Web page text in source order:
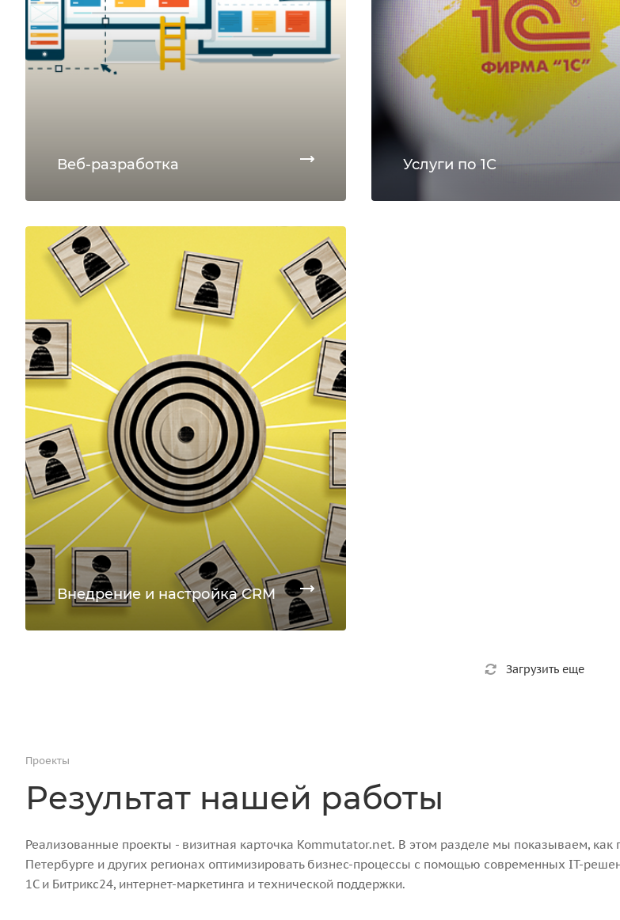
Веб-разработка Услуги по 1С
Внедрение и настройка CRM
Загрузить еще
Проекты
Результат нашей работы
Реализованные проекты - визитная карточка Kommutator.net. В этом разделе мы показываем, как
Петербурге и других регионах оптимизировать бизнес-процессы с помощью современных IT-
1С и Битрикс24, интернет-маркетинга и технической поддержки.